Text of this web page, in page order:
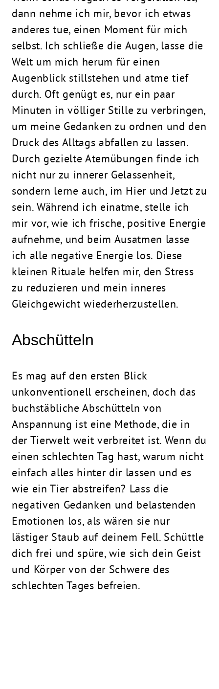
dann nehme ich mir, bevor ich etwas
anderes tue, einen Moment für mich
selbst. Ich schließe die Augen, lasse die
Welt um mich herum für einen
Augenblick stillstehen und atme tief
durch. Oft genügt es, nur ein paar
Minuten in völliger Stille zu verbringen,
um meine Gedanken zu ordnen und den
Druck des Alltags abfallen zu lassen.
Durch gezielte Atemübungen finde ich
nicht nur zu innerer Gelassenheit,
sondern lerne auch, im Hier und Jetzt zu
sein. Während ich einatme, stelle ich
mir vor, wie ich frische, positive Energie
aufnehme, und beim Ausatmen lasse
ich alle negative Energie los. Diese
kleinen Rituale helfen mir, den Stress
zu reduzieren und mein inneres
Gleichgewicht wiederherzustellen.
Abschütteln
Es mag auf den ersten Blick
unkonventionell erscheinen, doch das
buchstäbliche Abschütteln von
Anspannung ist eine Methode, die in
der Tierwelt weit verbreitet ist. Wenn du
einen schlechten Tag hast, warum nicht
einfach alles hinter dir lassen und es
wie ein Tier abstreifen? Lass die
negativen Gedanken und belastenden
Emotionen los, als wären sie nur
lästiger Staub auf deinem Fell. Schüttle
dich frei und spüre, wie sich dein Geist
und Körper von der Schwere des
schlechten Tages befreien.